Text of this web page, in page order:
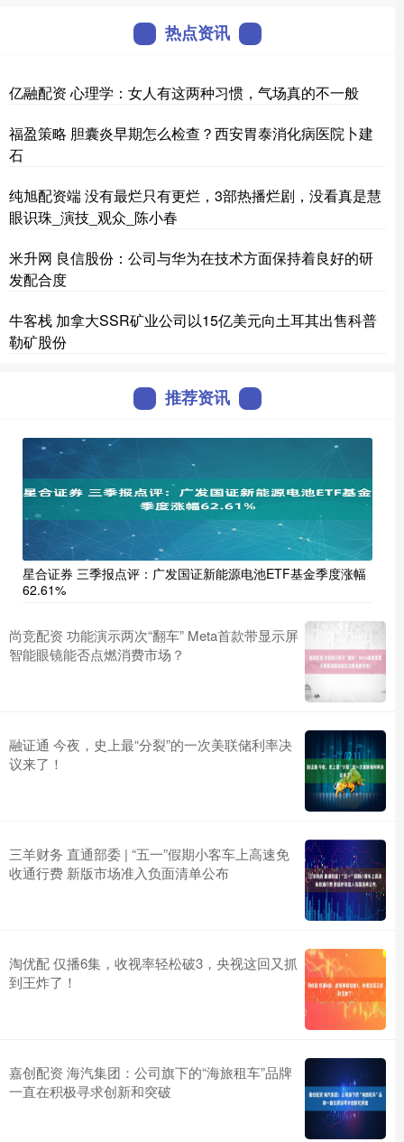
热点资讯
亿融配资 心理学：女人有这两种习惯，气场真的不一般
福盈策略 胆囊炎早期怎么检查？西安胃泰消化病医院卜建
石
纯旭配资端 没有最烂只有更烂，3部热播烂剧，没看真是慧
眼识珠_演技_观众_陈小春
米升网 良信股份：公司与华为在技术方面保持着良好的研
发配合度
牛客栈 加拿大SSR矿业公司以15亿美元向土耳其出售科普
勒矿股份
推荐资讯
星合证券 三季报点评：广发国证新能源电池ETF基金季度涨幅
62.61%
尚竞配资 功能演示两次“翻车” Meta首款带显示屏
智能眼镜能否点燃消费市场？
融证通 今夜，史上最“分裂”的一次美联储利率决
议来了！
三羊财务 直通部委 | “五一”假期小客车上高速免
收通行费 新版市场准入负面清单公布
淘优配 仅播6集，收视率轻松破3，央视这回又抓
到王炸了！
嘉创配资 海汽集团：公司旗下的“海旅租车”品牌
一直在积极寻求创新和突破